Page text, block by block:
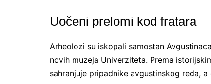
Uočeni prelomi kod fratara
Arheolozi su iskopali samostan
novih muzeja Univerziteta. Prema
sahranjuje pripadnike avgustinskog reda,